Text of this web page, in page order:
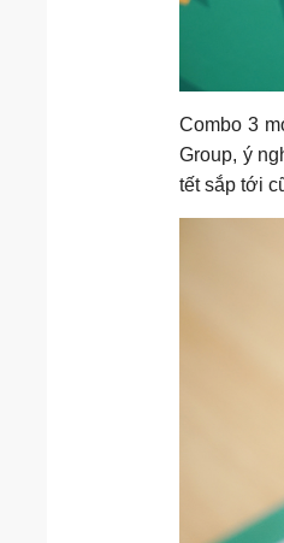
Combo 3
Group, ý
tết sắp tới